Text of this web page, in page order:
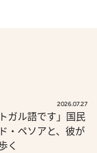
2026.07.27
ガル語です」国民
・ペソアと、彼が
く